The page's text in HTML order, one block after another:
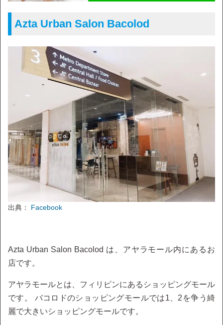
Azta Urban Salon Bacolod
出典： Facebook
Azta Urban Salon Bacolod は、アヤラモール内にあるお
店です。
アヤラモールとは、フィリピンにあるショッピングモール
です。 バコロドのショッピングモールでは1、2を争う綺
麗で大きいショッピングモールです。